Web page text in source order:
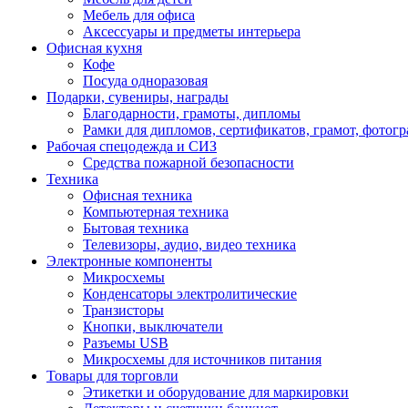
Мебель для офиса
Аксессуары и предметы интерьера
Офисная кухня
Кофе
Посуда одноразовая
Подарки, сувениры, награды
Благодарности, грамоты, дипломы
Рамки для дипломов, сертификатов, грамот,
Рабочая спецодежда и СИЗ
Средства пожарной безопасности
Техника
Офисная техника
Компьютерная техника
Бытовая техника
Телевизоры, аудио, видео техника
Электронные компоненты
Микросхемы
Конденсаторы электролитические
Транзисторы
Кнопки, выключатели
Разъемы USB
Микросхемы для источников питания
Товары для торговли
Этикетки и оборудование для маркировки